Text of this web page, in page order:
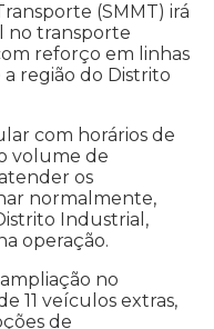
(SMMT) irá
no transporte
reforço em linhas
região do Distrito
com horários de
volume de
os
normalmente,
Industrial,
operação.
no
11 veículos extras,
de